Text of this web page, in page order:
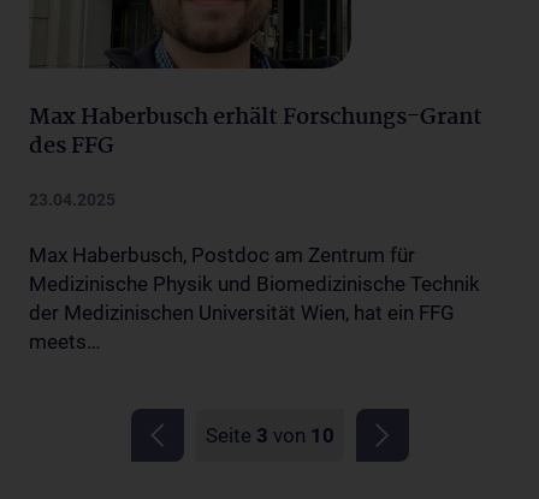
Max Haberbusch erhält Forschungs-Grant
des FFG
23.04.2025
Max Haberbusch, Postdoc am Zentrum für
Medizinische Physik und Biomedizinische Technik
der Medizinischen Universität Wien, hat ein FFG
meets…
Seite 3 von 10